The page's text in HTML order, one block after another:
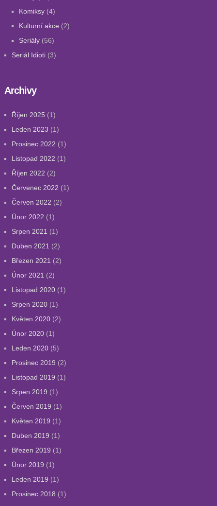
Komiksy(4)
Kulturní akce (2)
Seriály(56)
Seriál Idioti(3)
Archivy
Říjen 2025 (1)
Leden 2023 (1)
Prosinec 2022 (1)
Listopad 2022 (1)
Říjen 2022 (2)
Červenec 2022 (1)
Červen 2022 (2)
Únor 2022 (1)
Srpen 2021 (1)
Duben 2021 (2)
Březen 2021 (2)
Únor 2021 (2)
Listopad 2020(1)
Srpen 2020(1)
Květen 2020(2)
Únor 2020(1)
Leden 2020(5)
Prosinec 2019 (2)
Listopad 2019 (1)
Srpen 2019 (1)
Červen 2019 (1)
Květen 2019 (1)
Duben 2019 (1)
Březen 2019 (1)
Únor 2019 (1)
Leden 2019 (1)
Prosinec 2018 (1)